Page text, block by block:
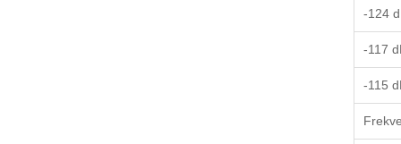
-124
-117
-115